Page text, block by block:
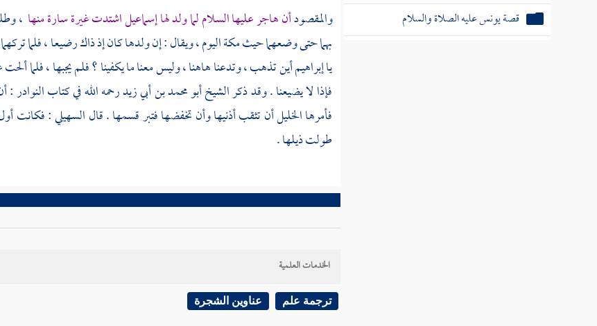
قصة يونس عليه الصلاة والسلام
والمقصودأنهاجرعليها السلام لما ولد لهاإسماعيلاشتدت غيرةسارةمنها ،
بهما حتى وضعهما حيثمكةاليوم ، ويقال : إن ولدها كان إذ ذاك رضيعا ، فلما
ياإبراهيمأين تذهب ، وتدعنا هاهنا ، وليس معنا ما يكفينا ؟ فلم يجبها ، فلما
فإذا لا يضيعنا . وقد ذكر الشيخأبو محمد بن أبي زيدرحمه الله في كتاب النوادر :
فأمرهاالخليلأن تثقب أذنيها وأن تخفضها فتبر قسمها . قالالسهيلي: فكانت
طولت ذيلها .
الخدمات العلمية
ترجمة علم عناوين الشجرة